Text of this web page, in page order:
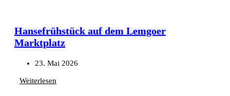
Hansefrühstück auf dem Lemgoer
Marktplatz
23. Mai 2026
Weiterlesen